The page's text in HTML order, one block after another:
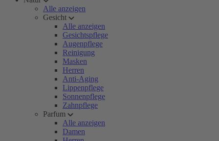
Alle anzeigen
Gesicht
Alle anzeigen
Gesichtspflege
Augenpflege
Reinigung
Masken
Herren
Anti-Aging
Lippenpflege
Sonnenpflege
Zahnpflege
Parfum
Alle anzeigen
Damen